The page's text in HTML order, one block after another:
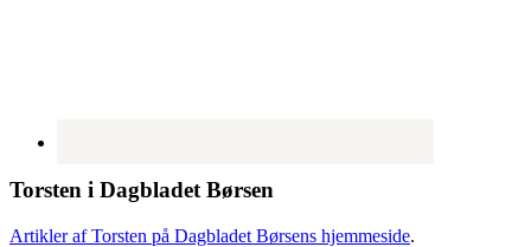
Torsten i Dagbladet Børsen
Artikler af Torsten på Dagbladet Børsens hjemmeside.